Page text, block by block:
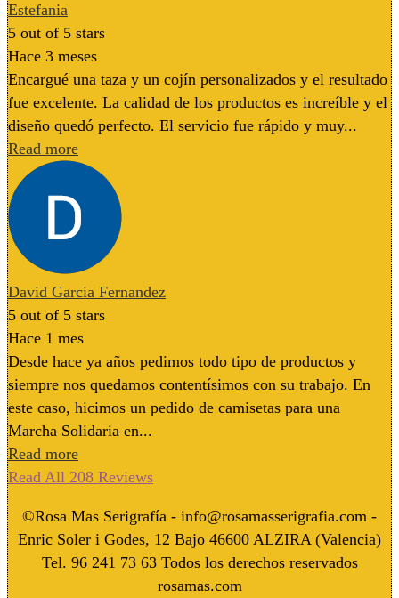
Estefania
5 out of 5 stars
Hace 3 meses
Encargué una taza y un cojín personalizados y el resultado
fue excelente. La calidad de los productos es increíble y el
diseño quedó perfecto. El servicio fue rápido y muy...
Read more
David Garcia Fernandez
5 out of 5 stars
Hace 1 mes
Desde hace ya años pedimos todo tipo de productos y
siempre nos quedamos contentísimos con su trabajo. En
este caso, hicimos un pedido de camisetas para una
Marcha Solidaria en...
Read more
Read All 208 Reviews
©Rosa Mas Serigrafía - info@rosamasserigrafia.com -
Enric Soler i Godes, 12 Bajo 46600 ALZIRA (Valencia)
Tel. 96 241 73 63 Todos los derechos reservados
rosamas.com